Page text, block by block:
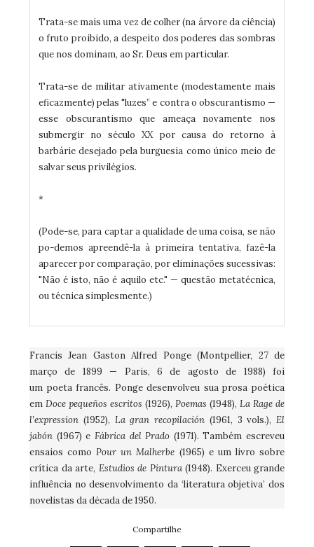
Trata-se mais uma vez de colher (na árvore da ciência)
o fruto proibido, a despeito dos poderes das sombras
que nos dominam, ao Sr. Deus em particular.
Trata-se de militar ativamente (modestamente mais
eficazmente) pelas "luzes” e contra o obscurantismo —
esse obscurantismo que ameaça novamente nos
submergir no século XX por causa do retorno à
barbárie desejado pela burguesia como único meio de
salvar seus privilégios.
*
(Pode-se, para captar a qualidade de uma coisa, se não
po-demos apreendê-la à primeira tentativa, fazê-la
aparecer por comparação, por eliminações sucessivas:
"Não é isto, não é aquilo etc." — questão metatécnica,
ou técnica simplesmente.)
Francis Jean Gaston Alfred Ponge (Montpellier, 27 de
março de 1899 — Paris, 6 de agosto de 1988) foi
um poeta francês. Ponge desenvolveu sua prosa poética
em Doce pequeños escritos (1926), Poemas (1948), La Rage de
l’expression (1952), La gran recopilación (1961, 3 vols.), El
jabón (1967) e Fábrica del Prado (1971). Também escreveu
ensaios comoPour un Malherbe (1965) e um livro sobre
crítica da arte, Estudios de Pintura(1948). Exerceu grande
influência no desenvolvimento da ‘literatura objetiva’ dos
novelistas da década de 1950.
Compartilhe